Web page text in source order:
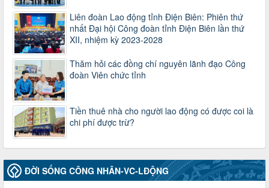
35/HD-TLĐ
Hướng dẫn thực hiện một số nội dung chi liên quan đến
công tác kiểm tra, giám sát tại Công đoàn cơ sở
Thời gian đăng: 27/12/2024
lượt xem: 2075 | lượt tải:508
50/2024/QH/15
Luật Công đoàn 2024
Thời gian đăng: 25/12/2024
lượt xem: 4230 | lượt tải:322
2010-CV/TU
Tăng cường công tác lãnh đạo, chỉ đạo phát triển đoàn viên,
thành lập Công đoàn cơ sở trong các doanh nghiệp khu vực
ngoài nhà nước trên địa bàn tỉnh
Thời gian đăng: 28/10/2024
lượt xem: 1169 | lượt tải:299
Liên đoàn Lao động tỉnh Điện Biên: Phiên thứ
nhất Đại hội Công đoàn tỉnh Điện Biên lần thứ
XII, nhiệm kỳ 2023-2028
Thăm hỏi các đồng chí nguyên lãnh đạo Công
đoàn Viên chức tỉnh
Tiền thuê nhà cho người lao động có được coi là
chi phí được trừ?
ĐỜI SỐNG CÔNG NHÂN-VC-LĐỘNG